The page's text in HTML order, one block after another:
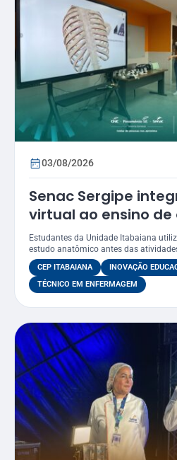
03/08/2026
Senac Sergipe
virtual ao ensino
curso de
Estudantes da Unidade Itabaiana
estudo anatômico antes das
CEP ITABAIANA
INOVAÇÃO
TÉCNICO EM ENFERMAGEM